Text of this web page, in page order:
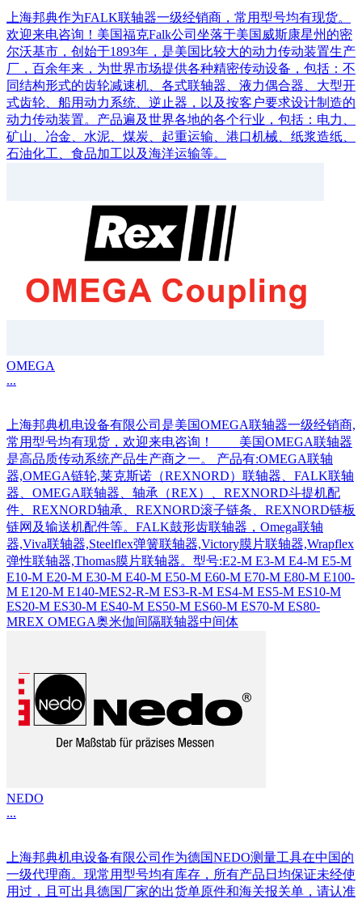
上海邦典作为FALK联轴器一级经销商，常用型号均有现货。
欢迎来电咨询！美国福克Falk公司坐落于美国威斯康星州的密
尔沃基市，创始于1893年，是美国比较大的动力传动装置生产
厂，百余年来，为世界市场提供各种精密传动设备，包括：不
同结构形式的齿轮减速机、各式联轴器、液力偶合器、大型开
式齿轮、船用动力系统、逆止器，以及按客户要求设计制造的
动力传动装置。产品遍及世界各地的各个行业，包括：电力、
矿山、冶金、水泥、煤炭、起重运输、港口机械、纸浆造纸、
石油化工、食品加工以及海洋运输等。
OMEGA
...
上海邦典机电设备有限公司是美国OMEGA联轴器一级经销商,
常用型号均有现货，欢迎来电咨询！ 美国OMEGA联轴器
是高品质传动系统产品生产商之一。 产品有:OMEGA联轴
器,OMEGA链轮,莱克斯诺（REXNORD）联轴器、FALK联轴
器、OMEGA联轴器、轴承（REX）、REXNORD斗提机配
件、REXNORD轴承、REXNORD滚子链条、REXNORD链板
链网及输送机配件等。FALK鼓形齿联轴器，Omega联轴
器,Viva联轴器,Steelflex弹簧联轴器,Victory膜片联轴器,Wrapflex
弹性联轴器,Thomas膜片联轴器。型号:E2-M E3-M E4-M E5-M
E10-M E20-M E30-M E40-M E50-M E60-M E70-M E80-M E100-
M E120-M E140-MES2-R-M ES3-R-M ES4-M ES5-M ES10-M
ES20-M ES30-M ES40-M ES50-M ES60-M ES70-M ES80-
MREX OMEGA奥米伽间隔联轴器中间体
NEDO
...
上海邦典机电设备有限公司作为德国NEDO测量工具在中国的
一级代理商。现常用型号均有库存，所有产品日均保证未经使
用过，且可出具德国厂家的出货单原件和海关报关单，请认准